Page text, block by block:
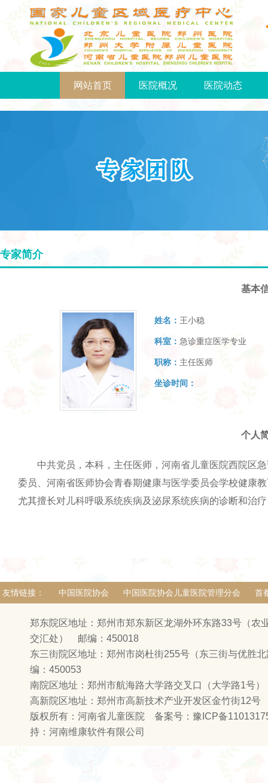
网站首页 医院概况 医院动态
专家简介
基本
姓名： 王小稳
科室： 急诊重症医学专业
职称： 主任医师
坐诊时间：
个人
中共党员，本科，主任医师，河南省儿童医院西院区
委员、河南省医师协会青春期健康与医学委员会学校健康
尤其擅长对儿科呼吸系统疾病及泌尿系统疾病的诊断和治
友情链接： 中国医院协会 中国医院协会儿童医院管理分会 首
郑东院区地址：郑州市郑东新区龙湖外环东路33号（农
交汇处） 邮编：450018
东三街院区地址：郑州市岗杜街255号（东三街与优胜
编：450053
南院区地址：郑州市航海路大学路交叉口（大学路1号
高新院区地址：郑州市高新技术产业开发区金竹街12号
版权所有：河南省儿童医院 备案号： 豫ICP备
持： 河南维康软件有限公司